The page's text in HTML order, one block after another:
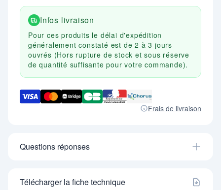
Infos livraison
Pour ces produits le délai d'expédition
généralement constaté est de 2 à 3 jours
ouvrés (Hors rupture de stock et sous réserve
de quantité suffisante pour votre commande).
Frais de livraison
Questions réponses
Télécharger la fiche technique